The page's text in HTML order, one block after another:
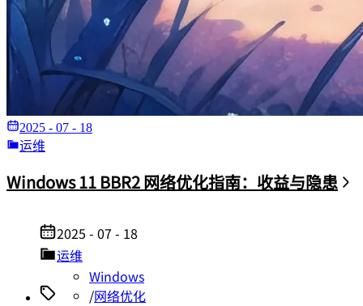
2025 - 07 - 18
运维
Windows 11 BBR2 网络优化指南：收益与隐患
2025 - 07 - 18
运维
Windows
/网络优化